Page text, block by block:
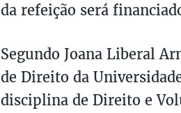
da refeição será
Segundo Joana Liberal
de Direito da
disciplina de Direito e